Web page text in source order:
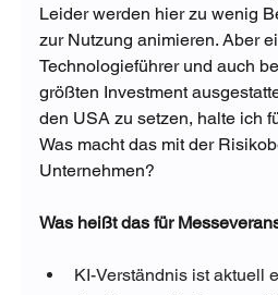
Leider werden hier zu wenig
zur Nutzung animieren. Aber
Technologieführer und auch
größten Investment
den USA zu setzen, halte ich
Was macht das mit der
Unternehmen?
Was heißt das für
KI-Verständnis ist aktuell